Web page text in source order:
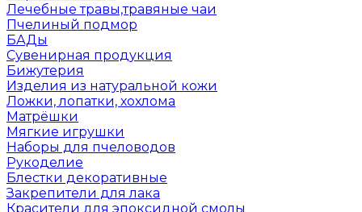
Лечебные травы,травяные чаи
Пчелиный подмор
БАДы
Сувенирная продукция
Бижутерия
Изделия из натуральной кожи
Ложки, лопатки, хохлома
Матрёшки
Мягкие игрушки
Наборы для пчеловодов
Рукоделие
Блестки декоративные
Закрепители для лака
Красители для эпоксидной смолы